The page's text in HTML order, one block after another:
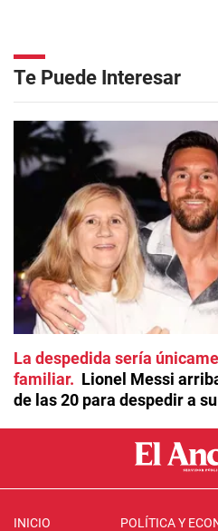
Te Puede Interesar
La despedida sería
familiar
Lionel Messi
de las 20 para despedir a
INICIO POLÍTICA Y